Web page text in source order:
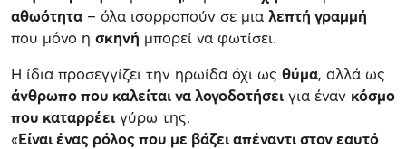
αθωότητα – όλα ισορροπούν σε μια λεπτή γραμμή
που μόνο η σκηνή μπορεί να φωτίσει.
Η ίδια προσεγγίζει την ηρωίδα όχι ως θύμα, αλλά ως
άνθρωπο που καλείται να λογοδοτήσει για έναν κόσμο
που καταρρέει γύρω της.
«Είναι ένας ρόλος που με βάζει απέναντι στον εαυτό